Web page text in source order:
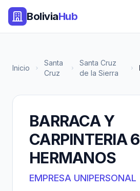
BoliviaHub
Inicio
Santa
Cruz
Santa Cruz
de la Sierra
BARRACA Y
CARPINTERIA 6
HERMANOS
EMPRESA UNIPERSONAL